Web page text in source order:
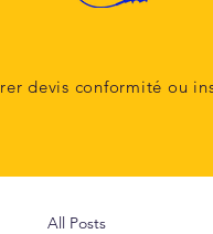
devis conformité ou
All Posts